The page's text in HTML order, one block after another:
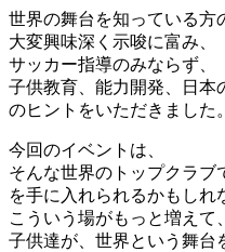
世界の舞台を知っている方
大変興味深く示唆に富み、
サッカー指導のみならず、
子供教育、能力開発、日本
のヒントをいただきました。
今回のイベントは、
そんな世界のトップクラブ
を手に入れられるかもしれ
こういう場がもっと増えて、
子供達が、世界という舞台